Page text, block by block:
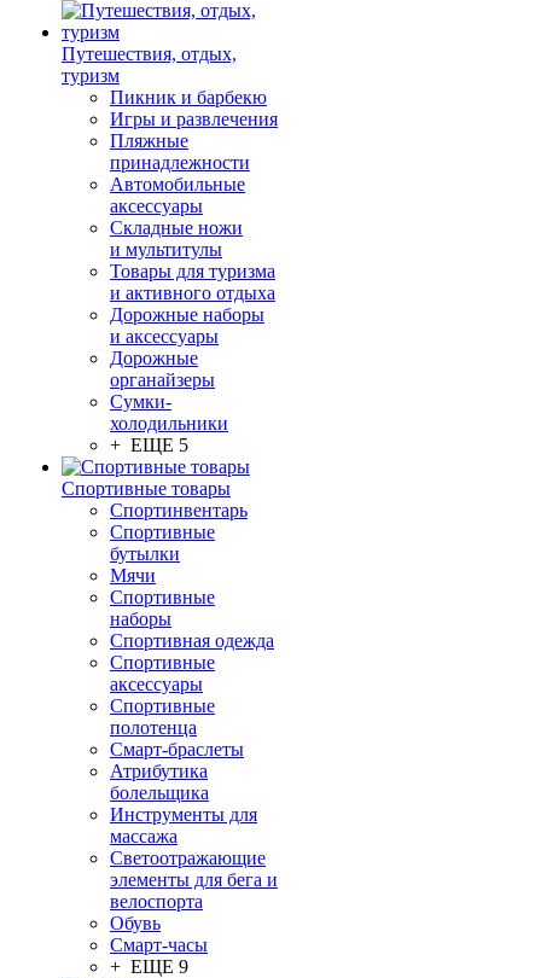
Путешествия, отдых,
туризм
Пикник и барбекю
Игры и развлечения
Пляжные
принадлежности
Автомобильные
аксессуары
Складные ножи
и мультитулы
Товары для туризма
и активного отдыха
Дорожные наборы
и аксессуары
Дорожные
органайзеры
Сумки-
холодильники
+ ЕЩЕ 5
Спортивные товары
Спортинвентарь
Спортивные
бутылки
Мячи
Спортивные
наборы
Спортивная одежда
Спортивные
аксессуары
Спортивные
полотенца
Смарт-браслеты
Атрибутика
болельщика
Инструменты для
массажа
Светоотражающие
элементы для бега и
велоспорта
Обувь
Смарт-часы
+ ЕЩЕ 9